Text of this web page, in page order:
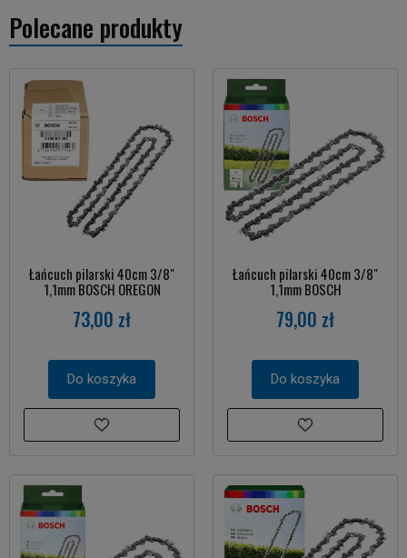
Polecane produkty
Łańcuch pilarski 40cm 3/8"
1,1mm BOSCH OREGON
73,00 zł
Do koszyka
Łańcuch pilarski 40cm 3/8"
1,1mm BOSCH
79,00 zł
Do koszyka